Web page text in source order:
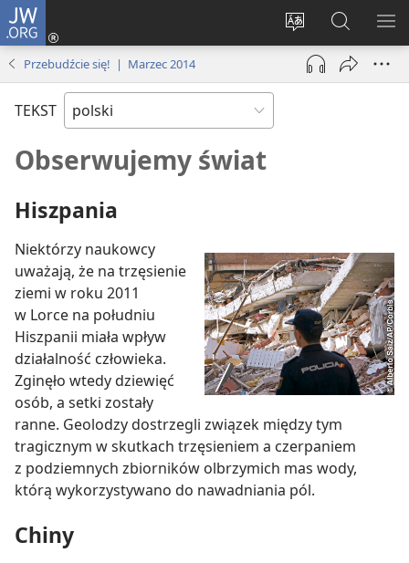
JW.ORG
Wybór
języka
Logowanie
(opens
window)
Szukaj
na
JW.ORG
Przebudźcie się! | Marzec 2014
TEKST
Obserwujemy świat
Hiszpania
Niektórzy naukowcy
uważają, że na trzęsienie
ziemi w roku 2011
w Lorce na południu
Hiszpanii miała wpływ
działalność człowieka.
Zginęło wtedy dziewięć
osób, a setki zostały
ranne. Geolodzy dostrzegli związek między tym
tragicznym w skutkach trzęsieniem a czerpaniem
z podziemnych zbiorników olbrzymich mas wody,
którą wykorzystywano do nawadniania pól.
Chiny